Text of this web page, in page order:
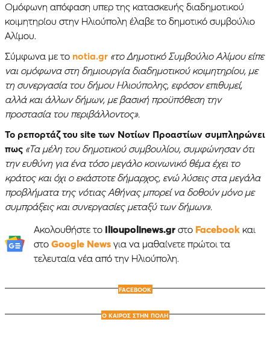
Ομόφωνη απόφαση υπερ της κατασκευής διαδημοτικού
κοιμητηρίου στην Ηλιούπολη έλαβε το δημοτικό συμβούλιο
Αλίμου.
Σύμφωνα με το notia.gr «το Δημοτικό Συμβούλιο Αλίμου είπε
ναι ομόφωνα στη δημιουργία διαδημοτικού κοιμητηρίου, με
τη συνεργασία του δήμου Ηλιούπολης, εφόσον επιθυμεί,
αλλά και άλλων δήμων, με βασική προϋπόθεση την
προστασία του περιβάλλοντος».
Το ρεπορτάζ του site των Νοτίων Προαστίων συμπληρώνει
πως «Τα μέλη του δημοτικού συμβουλίου, συμφώνησαν ότι
την ευθύνη για ένα τόσο μεγάλο κοινωνικό θέμα έχει το
κράτος και όχι ο εκάστοτε δήμαρχος, ενώ λύσεις στα μεγάλα
προβλήματα της νότιας Αθήνας μπορεί να δοθούν μόνο με
συμπράξεις και συνεργασίες μεταξύ των δήμων».
Ακολουθήστε το Ilioupolinews.grστο Facebookκαι
στο Google Newsγια να μαθαίνετε πρώτοι τα
τελευταία νέα από την Ηλιούπολη.
FACEBOOK
Ο ΚΑΙΡΟΣ ΣΤΗΝ ΠΟΛΗ